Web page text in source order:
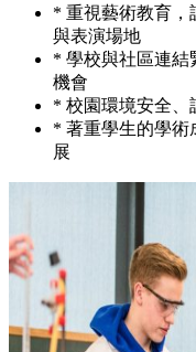
* 重視藝術教育，
與表演場地
* 學校與社區連結
機會
* 校園環境安全、
* 著重學生的學術
展